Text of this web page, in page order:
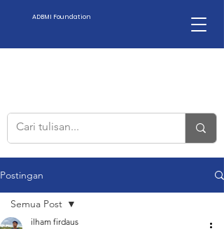
ADBMI Foundation
Postingan
Semua Post
ilham firdaus